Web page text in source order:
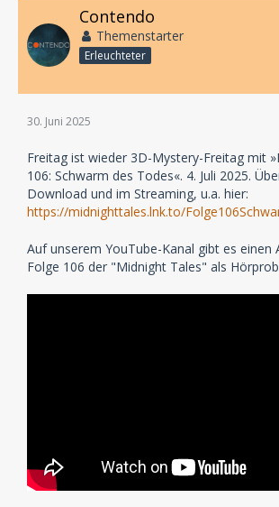
Contendo
Themenstarter
Erleuchteter
30. Juni 2025
Freitag ist wieder 3D-Mystery-Freitag mit
106: Schwarm des Todes«. 4. Juli 2025.
Download und im Streaming, u.a. hier:
https://midnighttales.lnk.to/
Auf unserem YouTube-Kanal gibt es einen
Folge 106 der "Midnight Tales" als